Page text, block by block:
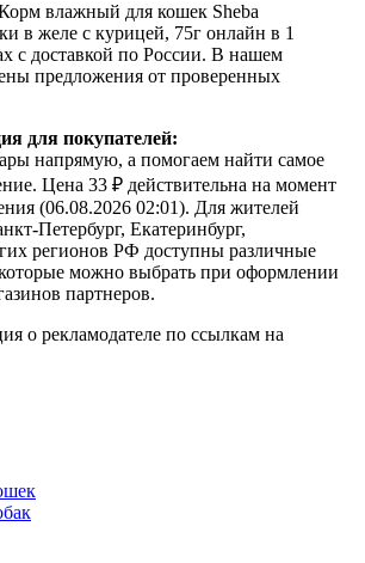
влажный для кошек Sheba
в желе с курицей, 75г онлайн в 1
с доставкой по России. В нашем
предложения от проверенных
для покупателей:
напрямую, а помогаем найти самое
Цена 33 ₽ действительна на момент
(06.08.2026 02:01). Для жителей
Петербург, Екатеринбург,
регионов РФ доступны различные
можно выбрать при оформлении
партнеров.
о рекламодателе по ссылкам на